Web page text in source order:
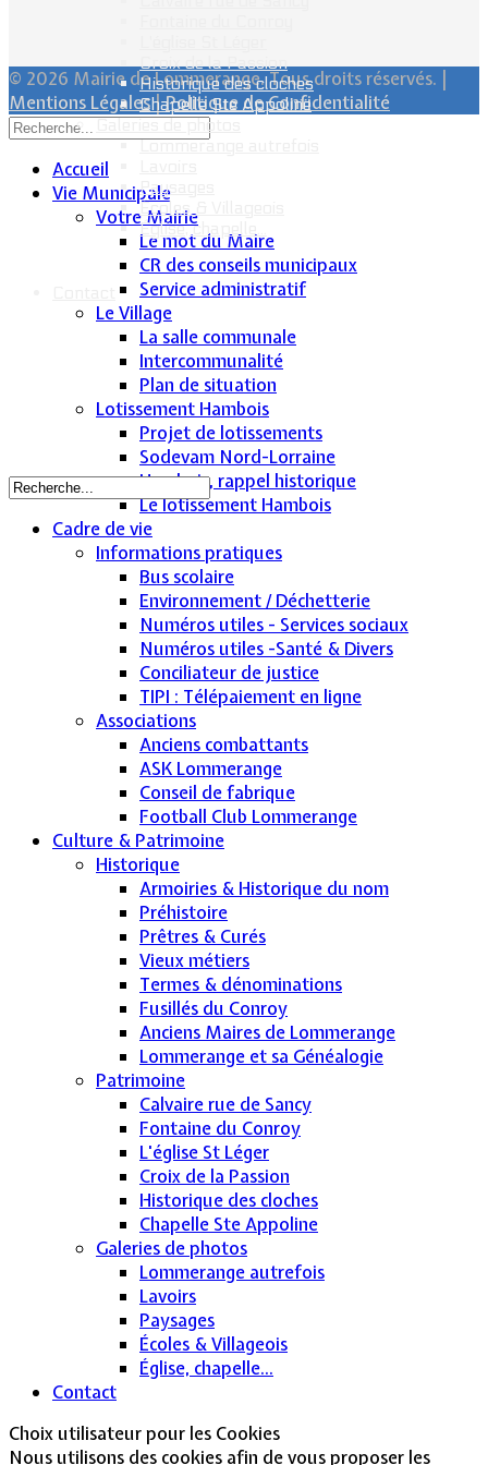
Croix de la Passion
Historique des cloches
Chapelle Ste Appoline
Galeries de photos
Lommerange autrefois
Paysages
Écoles & Villageois
Église, chapelle...
© 2026 Mairie de Lommerange. Tous droits réservés. |
Mentions Légales|Politique de Confidentialité
Accueil
Vie Municipale
Votre Mairie
Le mot du Maire
CR des conseils municipaux
Service administratif
Le Village
La salle communale
Intercommunalité
Plan de situation
Lotissement Hambois
Projet de lotissements
Sodevam Nord-Lorraine
Hambois, rappel historique
Le lotissement Hambois
Cadre de vie
Informations pratiques
Bus scolaire
Environnement / Déchetterie
Numéros utiles - Services sociaux
Numéros utiles -Santé & Divers
Conciliateur de justice
TIPI : Télépaiement en ligne
Associations
Anciens combattants
ASK Lommerange
Conseil de fabrique
Football Club Lommerange
Culture & Patrimoine
Historique
Armoiries & Historique du nom
Préhistoire
Prêtres & Curés
Vieux métiers
Termes & dénominations
Fusillés du Conroy
Anciens Maires de Lommerange
Lommerange et sa Généalogie
Patrimoine
Calvaire rue de Sancy
Fontaine du Conroy
L'église St Léger
Croix de la Passion
Historique des cloches
Chapelle Ste Appoline
Galeries de photos
Lommerange autrefois
Lavoirs
Paysages
Écoles & Villageois
Église, chapelle...
Contact
Choix utilisateur pour les Cookies
Nous utilisons des cookies afin de vous proposer les